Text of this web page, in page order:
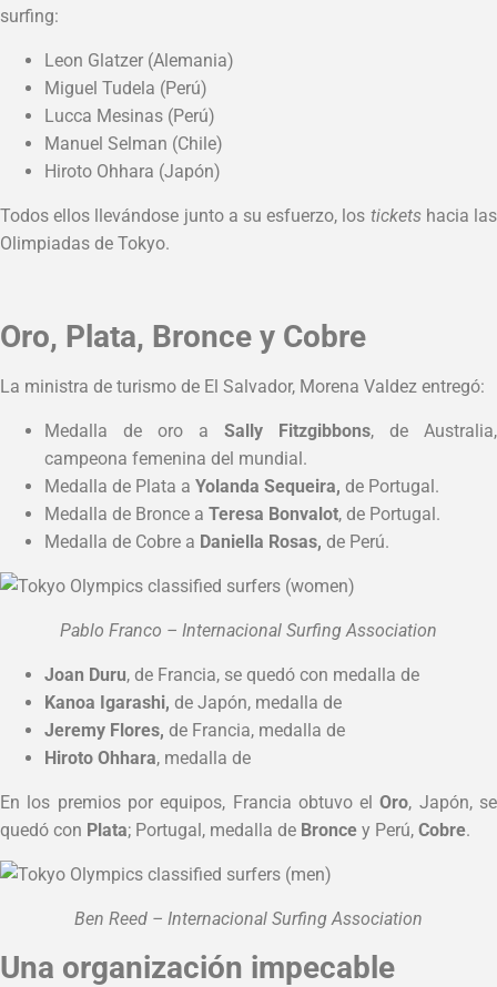
surfing:
Leon Glatzer (Alemania)
Miguel Tudela (Perú)
Lucca Mesinas (Perú)
Manuel Selman (Chile)
Hiroto Ohhara (Japón)
Todos ellos llevándose junto a su esfuerzo, los tickets hacia las
Olimpiadas de Tokyo.
Oro, Plata, Bronce y Cobre
La ministra de turismo de El Salvador, Morena Valdez entregó:
Medalla de oro a Sally Fitzgibbons, de Australia,
campeona femenina del mundial.
Medalla de Plata a Yolanda Sequeira, de Portugal.
Medalla de Bronce a Teresa Bonvalot, de Portugal.
Medalla de Cobre a Daniella Rosas, de Perú.
Pablo Franco – Internacional Surfing Association
Joan Duru, de Francia, se quedó con medalla de
Kanoa Igarashi, de Japón, medalla de
Jeremy Flores, de Francia, medalla de
Hiroto Ohhara, medalla de
En los premios por equipos, Francia obtuvo elOro, Japón, se
quedó con Plata; Portugal, medalla de Bronce y Perú, Cobre.
Ben Reed – Internacional Surfing Association
Una organización impecable